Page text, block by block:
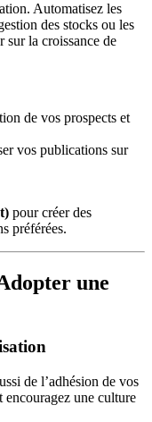
Automatisez les
des stocks ou les
sur la croissance de
de vos prospects et
vos publications sur
pour créer des
préférées.
une
de l’adhésion de vos
une culture